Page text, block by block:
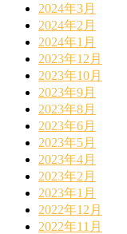
2024年3月
2024年2月
2024年1月
2023年12月
2023年10月
2023年9月
2023年8月
2023年6月
2023年5月
2023年4月
2023年2月
2023年1月
2022年12月
2022年11月